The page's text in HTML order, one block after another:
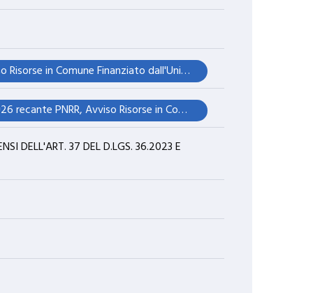
3)Ratifica delibera di Giunta comunale n. 15 del 04/02/2026 recante PNRR, Avviso Risorse in Comune Finanziato dall'Unione europea, NextGenerationEU, Variazione urgente di bilancio in esercizio provvisorio ai sensi dellart. 175, comma 4, del D.Lgs. 267/2000 - CUP: H54J25000840006
Immediata eseguibilità 3)Ratifica delibera di Giunta comunale n. 15 del 04/02/2026 recante PNRR, Avviso Risorse in Comune Finanziato dall'Unione europea, NextGenerationEU, Variazione urgente di bilancio in esercizio provvisorio ai sensi dellart. 175, comma 4, del D.Lgs. 267/2000 - CUP: H54J25000840006
DELL'ART. 37 DEL D.LGS. 36.2023 E